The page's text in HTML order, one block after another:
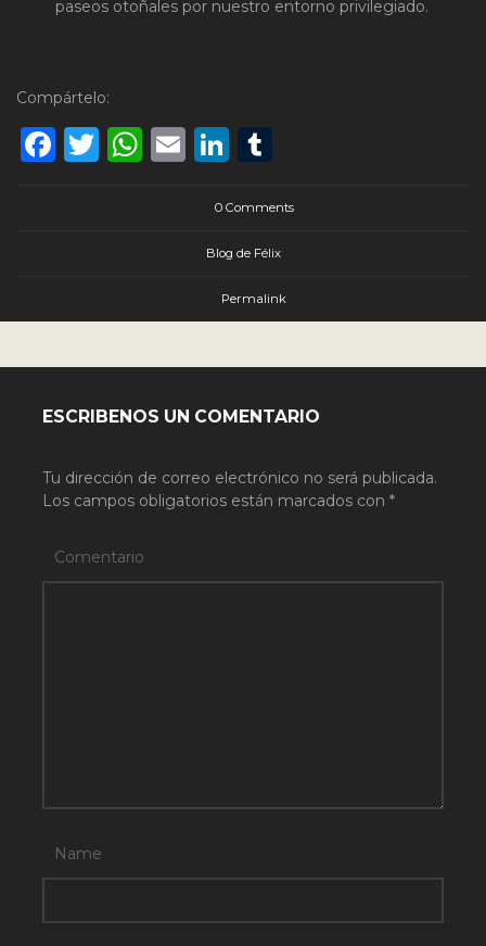
paseos otoñales por nuestro entorno privilegiado.
Compártelo:
Facebook
Twitter
WhatsApp
EmailLinkedIn
0 Comments
Blog de Félix
Permalink
ESCRIBENOS UN COMENTARIO
Tu dirección de correo electrónico no será publicada.
Los campos obligatorios están marcados con *
Comentario
Name